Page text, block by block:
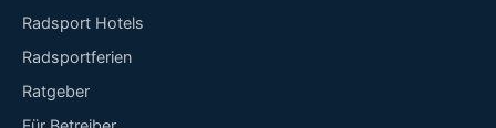
Radsport Hotels
Radsportferien
Ratgeber